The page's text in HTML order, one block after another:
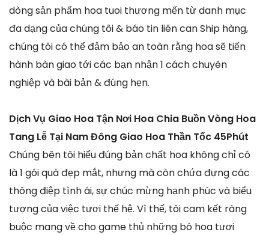
dòng sản phẩm hoa tuoi thương mến từ danh mục
đa dạng của chúng tôi & báo tin liên can Ship hàng,
chúng tôi có thể đảm bảo an toàn rằng hoa sẽ tiến
hành bàn giao tới các bạn nhận 1 cách chuyên
nghiệp và bài bản & đúng hẹn.
Dịch Vụ Giao Hoa Tận Nơi Hoa Chia Buồn Vòng Hoa
Tang Lễ Tại Nam Đông Giao Hoa Thần Tốc 45Phút
Chúng bên tôi hiểu đúng bản chất hoa không chỉ có
là 1 gói quà đẹp mắt, nhưng mà còn chứa đựng các
thông điệp tình ái, sự chúc mừng hạnh phúc và biểu
tượng của việc tươi thế hệ. Vì thế, tôi cam kết ràng
buộc mang về cho game thủ những bó hoa tươi